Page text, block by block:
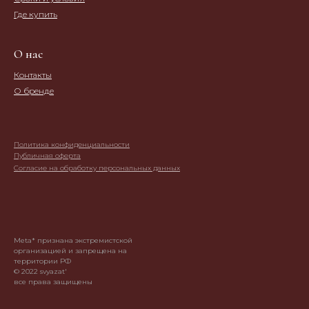
Политика конфиденциальности
Публичная оферта
О нас
Контакты
О бренде
Где купить
Согласие на обработку персональных данных
Meta* признана экстремистской
организацией и запрещена на
территории РФ
© 2022 svyazat'
все права защищены